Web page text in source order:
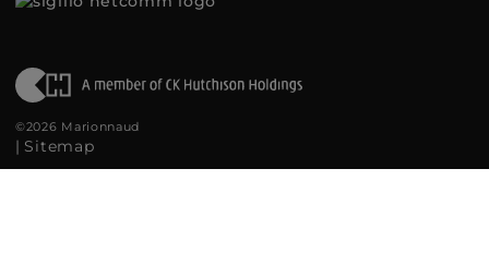
©2026 Marionnaud
| Sitemap